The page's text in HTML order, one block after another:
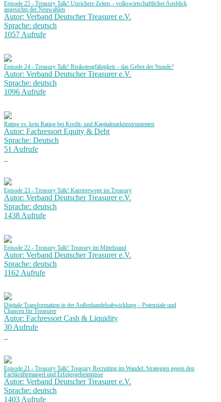
Episode 25 - Treasury Talk! Unsichere Zeiten – volkswirtschaftlicher Ausblick
angesichts der Neuwahlen
Autor: Verband Deutscher Treasurer e.V.
Sprache: deutsch
1057 Aufrufe
Episode 24 - Treasury Talk! Risikotragfähigkeit – das Gebot der Stunde?
Autor: Verband Deutscher Treasurer e.V.
Sprache: deutsch
1096 Aufrufe
Rating vs. kein Rating bei Kredit- und Kapitalmarktinstrumenten
Autor: Fachressort Equity & Debt
Sprache: Deutsch
51 Aufrufe
Episode 23 - Treasury Talk! Karrierewege im Treasury
Autor: Verband Deutscher Treasurer e.V.
Sprache: deutsch
1438 Aufrufe
Episode 22 - Treasury Talk! Treasury im Mittelstand
Autor: Verband Deutscher Treasurer e.V.
Sprache: deutsch
1162 Aufrufe
Digitale Transformation in der Außenhandelsabwicklung – Potenziale und
Chancen für Treasurer
Autor: Fachressort Cash & Liquidity
30 Aufrufe
Episode 21 - Treasury Talk! Treasury Recruiting im Wandel: Strategien gegen den
Fachkräftemangel und Erfolgsgeheimnisse
Autor: Verband Deutscher Treasurer e.V.
Sprache: deutsch
1403 Aufrufe